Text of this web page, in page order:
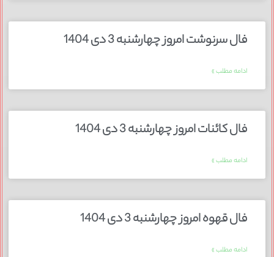
فال سرنوشت امروز چهارشنبه 3 دی 1404
ادامه مطلب »
فال کائنات امروز چهارشنبه 3 دی 1404
ادامه مطلب »
فال قهوه امروز چهارشنبه 3 دی 1404
ادامه مطلب »